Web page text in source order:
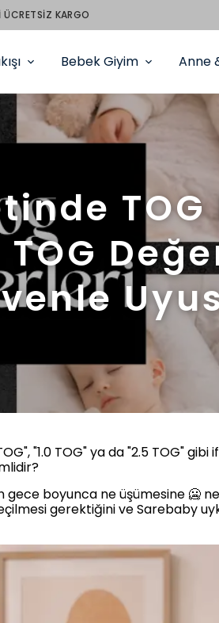
3 TAKSİT
Bebek Giyim Anne
TOG
"1.0 TOG" ya da "2.5 TOG" gibi
boyunca ne üşümesine 🥶 ne
gerektiğini ve Sarebaby